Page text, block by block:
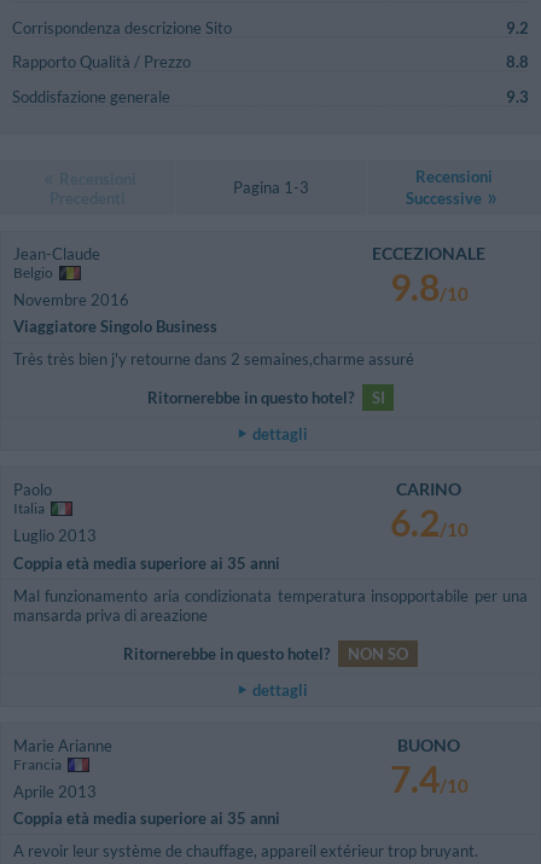
Corrispondenza descrizione Sito
9.2
Rapporto Qualità / Prezzo
8.8
Soddisfazione generale
9.3
Pagina 1-3
Recensioni
Successive
Jean-Claude
Belgio
Novembre 2016
Viaggiatore Singolo Business
ECCEZIONALE
9.8/10
Très très bien j'y retourne dans 2 semaines,charme assuré
Ritornerebbe in questo hotel?
SI
dettagli
Paolo
Italia
Luglio 2013
Coppia età media superiore ai 35 anni
CARINO
6.2/10
Mal funzionamento aria condizionata temperatura insopportabile per una
mansarda priva di areazione
Ritornerebbe in questo hotel?
NON SO
dettagli
Marie Arianne
Francia
Aprile 2013
Coppia età media superiore ai 35 anni
BUONO
7.4/10
A revoir leur système de chauffage, appareil extérieur trop bruyant.